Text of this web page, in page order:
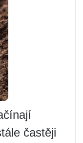
častěji